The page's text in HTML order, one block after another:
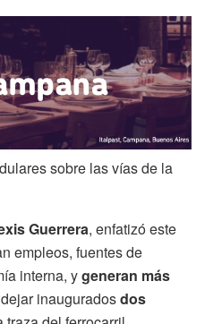
sobre las vías de la
Guerrera, enfatizó este
empleos, fuentes de
interna, ygeneran más
inauguradosdos